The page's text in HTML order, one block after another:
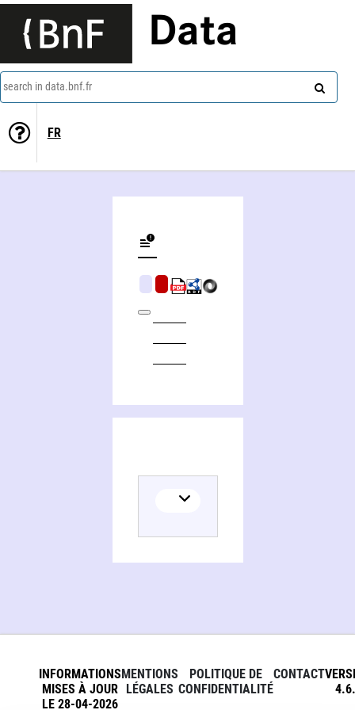
Data
search in data.bnf.fr
FR
INFORMATIONS
MISES À JOUR
LE 28-04-2026
MENTIONS
LÉGALES
POLITIQUE DE
CONFIDENTIALITÉ
CONTACT